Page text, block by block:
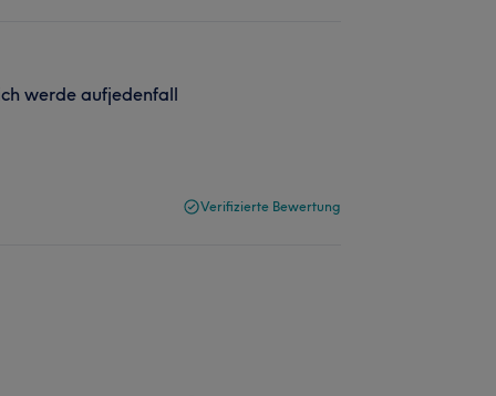
ich werde aufjedenfall
Verifizierte Bewertung